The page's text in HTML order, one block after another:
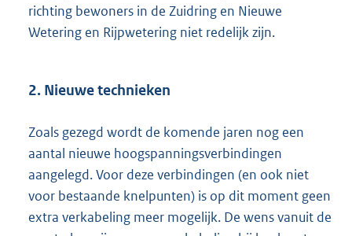
richting bewoners in de Zuidring en Nieuwe
Wetering en Rijpwetering niet redelijk zijn.
2. Nieuwe technieken
Zoals gezegd wordt de komende jaren nog een
aantal nieuwe hoogspanningsverbindingen
aangelegd. Voor deze verbindingen (en ook niet
voor bestaande knelpunten) is op dit moment geen
extra verkabeling meer mogelijk. De wens vanuit de